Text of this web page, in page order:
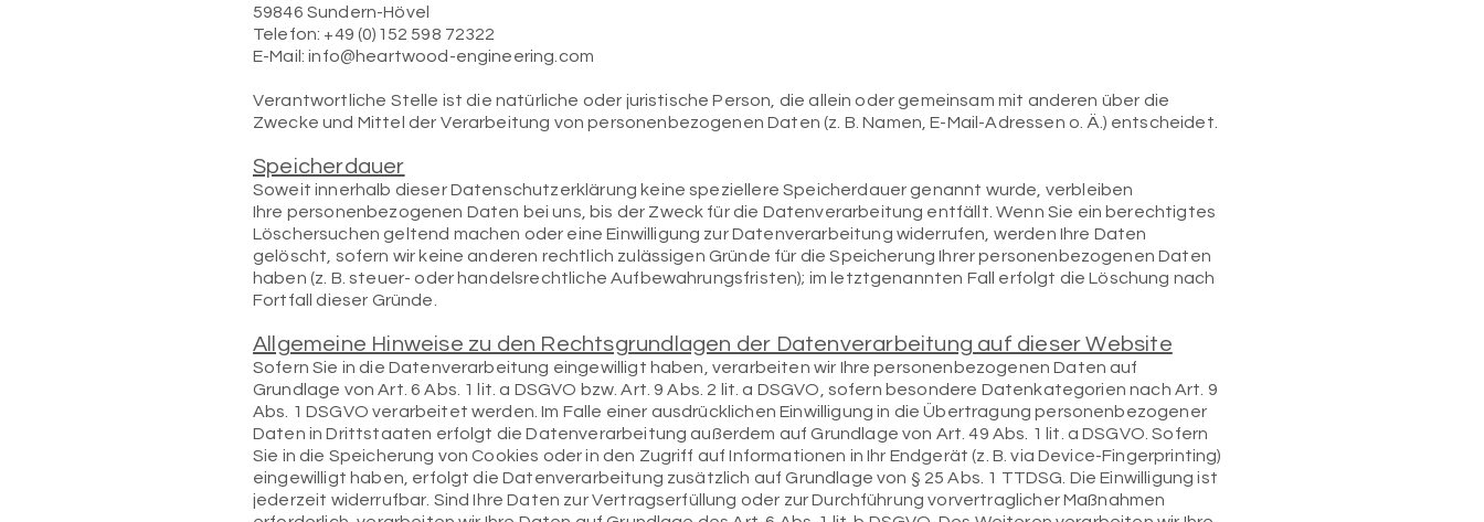
59846 Sundern-Hövel
Telefon: +49 (0) 152 598 72322
E-Mail:info@heartwood-engineering.com
Verantwortliche Stelle ist die natürliche oder juristische Person, die allein oder gemeinsam mit anderen über die
Zwecke und Mittel der Verarbeitung von personenbezogenen Daten (z. B. Namen, E-Mail-Adressen o. Ä.) entscheidet.
Speicherdauer
Soweit innerhalb dieser Datenschutzerklärung keine speziellere Speicherdauer genannt wurde, verbleiben
Ihre personenbezogenen Daten bei uns, bis der Zweck für die Datenverarbeitung entfällt. Wenn Sie ein berechtigtes
Löschersuchen geltend machen oder eine Einwilligung zur Datenverarbeitung widerrufen, werden Ihre Daten
gelöscht, sofern wir keine anderen rechtlich zulässigen Gründe für die Speicherung Ihrer personenbezogenen Daten
haben (z. B. steuer- oder handelsrechtliche Aufbewahrungsfristen); im letztgenannten Fall erfolgt die Löschung nach
Fortfall dieser Gründe.
Allgemeine Hinweise zu den Rechtsgrundlagen der Datenverarbeitung auf dieser Website
Sofern Sie in die Datenverarbeitung eingewilligt haben, verarbeiten wir Ihre personenbezogenen Daten auf
Grundlage von Art. 6 Abs. 1 lit. a DSGVO bzw. Art. 9 Abs. 2 lit. a DSGVO, sofern besondere Datenkategorien nach Art. 9
Abs. 1 DSGVO verarbeitet werden. Im Falle einer ausdrücklichen Einwilligung in die Übertragung personenbezogener
Daten in Drittstaaten erfolgt die Datenverarbeitung außerdem auf Grundlage von Art. 49 Abs. 1 lit. a DSGVO. Sofern
Sie in die Speicherung von Cookies oder in den Zugriff auf Informationen in Ihr Endgerät (z. B. via Device-Fingerprinting)
eingewilligt haben, erfolgt die Datenverarbeitung zusätzlich auf Grundlage von § 25 Abs. 1 TTDSG. Die Einwilligung ist
jederzeit widerrufbar. Sind Ihre Daten zur Vertragserfüllung oder zur Durchführung vorvertraglicher Maßnahmen